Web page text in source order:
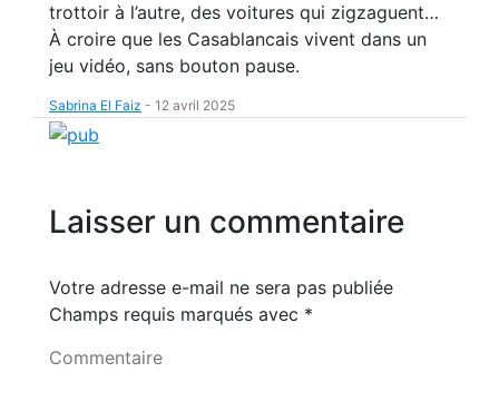
trottoir à l’autre, des voitures qui zigzaguent…
À croire que les Casablancais vivent dans un
jeu vidéo, sans bouton pause.
Sabrina El Faiz - 12 avril 2025
Laisser un commentaire
Votre adresse e-mail ne sera pas publiée
Champs requis marqués avec *
Commentaire